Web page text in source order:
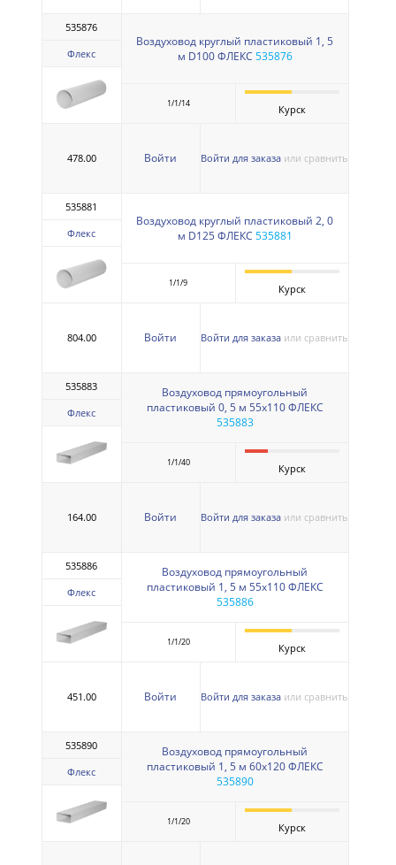
535876
Флекс
Воздуховод круглый пластиковый 1, 5
м D100 ФЛЕКС 535876
1/1/14 Курск
478.00 Войти Войти для заказа или сравнить
535881
Флекс
Воздуховод круглый пластиковый 2, 0
м D125 ФЛЕКС 535881
1/1/9 Курск
804.00 Войти Войти для заказа или сравнить
535883
Флекс
Воздуховод прямоугольный
пластиковый 0, 5 м 55х110 ФЛЕКС
535883
1/1/40 Курск
164.00 Войти Войти для заказа или сравнить
535886
Флекс
Воздуховод прямоугольный
пластиковый 1, 5 м 55х110 ФЛЕКС
535886
1/1/20 Курск
451.00 Войти Войти для заказа или сравнить
535890
Флекс
Воздуховод прямоугольный
пластиковый 1, 5 м 60х120 ФЛЕКС
535890
1/1/20 Курск